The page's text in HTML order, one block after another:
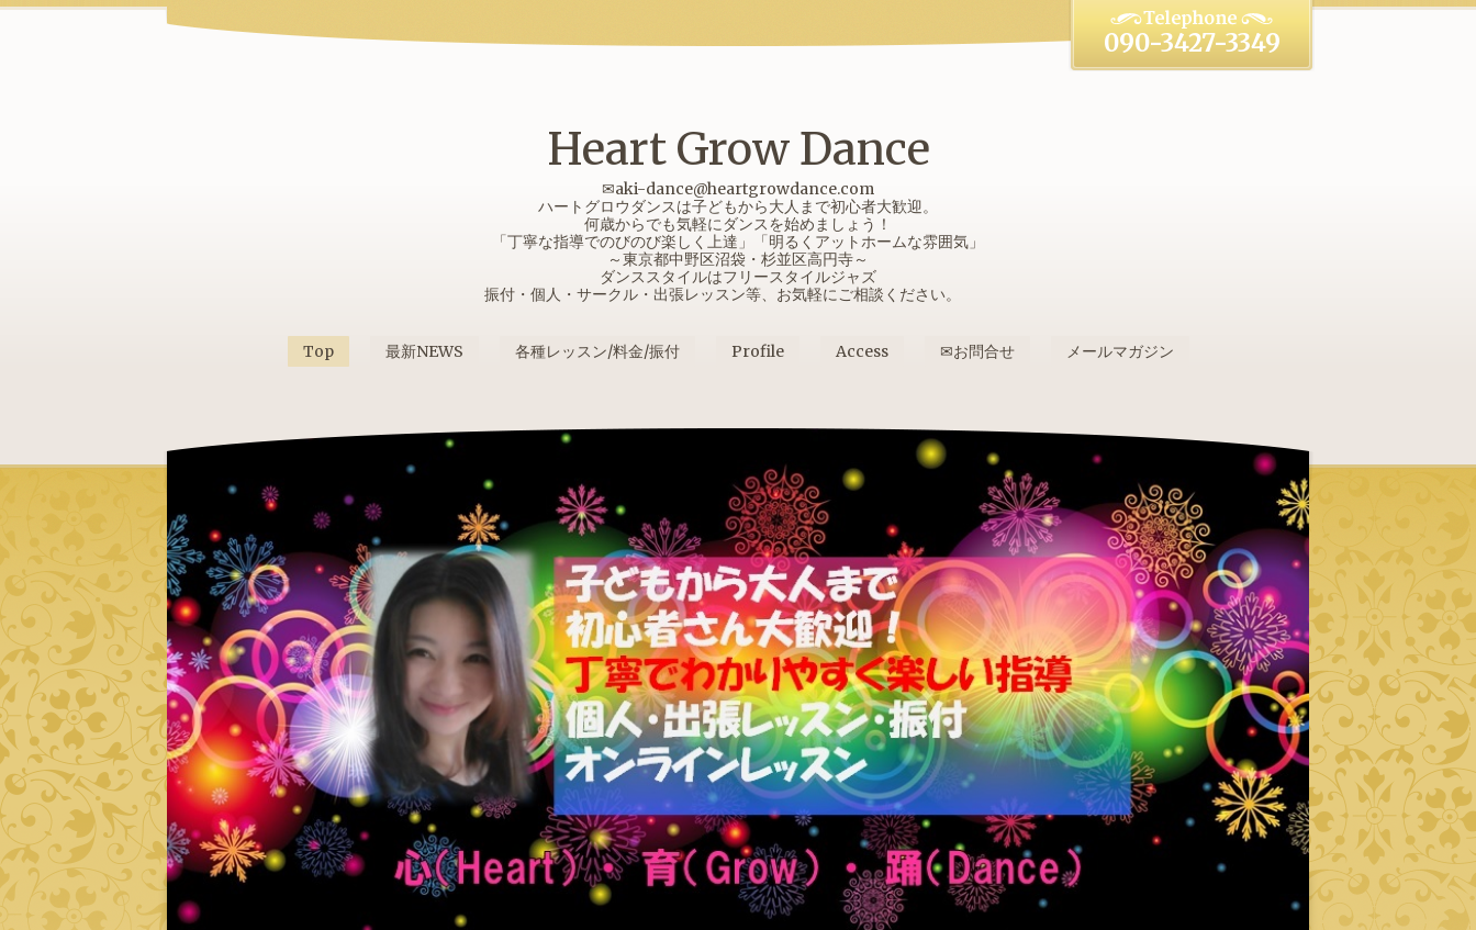
Heart Grow Dance
✉aki-dance@heartgrowdance.com
ハートグロウダンスは子どもから大人まで初心者大歓迎。
何歳からでも気軽にダンスを始めましょう！
「丁寧な指導でのびのび楽しく上達」「明るくアットホームな雰囲気」
～東京都中野区沼袋・杉並区高円寺～
ダンススタイルはフリースタイルジャズ
振付・個人・サークル・出張レッスン等、お気軽にご相談ください。
090-3427-3349
Top 最新NEWS 各種レッスン/料金/振付 Profile Access ✉お問合せ メールマガジン